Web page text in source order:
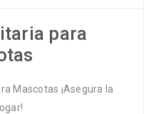
para
Mascotas ¡Asegura la